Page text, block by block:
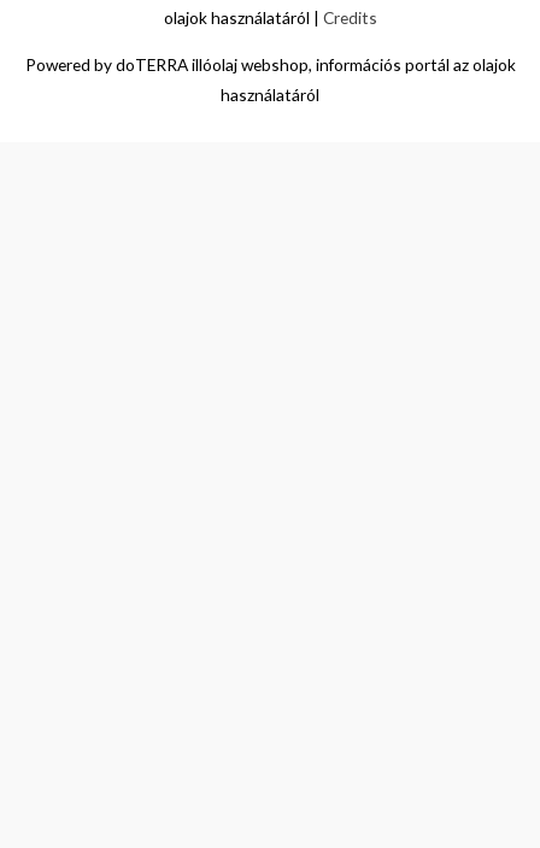
olajok használatáról
Credits
Powered bydoTERRA illóolaj webshop, információs portál az olajok
használatáról